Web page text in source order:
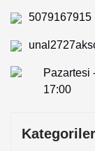
5079167915
Pazartesi
17:00
Kategoriler